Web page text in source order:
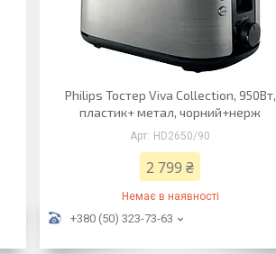
Philips Тостер Viva Collection, 950Вт,
пластик+ метал, чорний+нерж
HD2650/90
2 799 ₴
Немає в наявності
+380 (50) 323-73-63